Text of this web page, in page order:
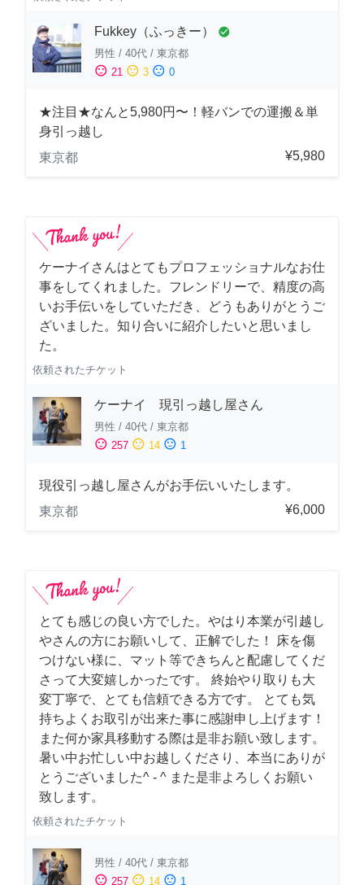
Fukkey（ふっきー） check_circle
男性 / 40代 / 東京都
sentiment_satisfied 21 sentiment_neutral 3 sentiment_dissatisfied 0
★注目★なんと5,980円〜！軽バンでの運搬＆単
身引っ越し
東京都
¥5,980
ケーナイさんはとてもプロフェッショナルなお仕
事をしてくれました。フレンドリーで、精度の高
いお手伝いをしていただき、どうもありがとうご
ざいました。知り合いに紹介したいと思いまし
た。
依頼されたチケット
ケーナイ 現引っ越し屋さん
男性 / 40代 / 東京都
sentiment_satisfied 257 sentiment_neutral 14 sentiment_dissatisfied 1
現役引っ越し屋さんがお手伝いいたします。
東京都
¥6,000
とても感じの良い方でした。やはり本業が引越し
やさんの方にお願いして、正解でした！ 床を傷
つけない様に、マット等できちんと配慮してくだ
さって大変嬉しかったです。 終始やり取りも大
変丁寧で、とても信頼できる方です。 とても気
持ちよくお取引が出来た事に感謝申し上げます！
また何か家具移動する際は是非お願い致します。
暑い中お忙しい中お越しくださり、本当にありが
とうございました^ - ^ また是非よろしくお願い
致します。
依頼されたチケット
男性 / 40代 / 東京都
sentiment_satisfied 257 sentiment_neutral 14 sentiment_dissatisfied 1